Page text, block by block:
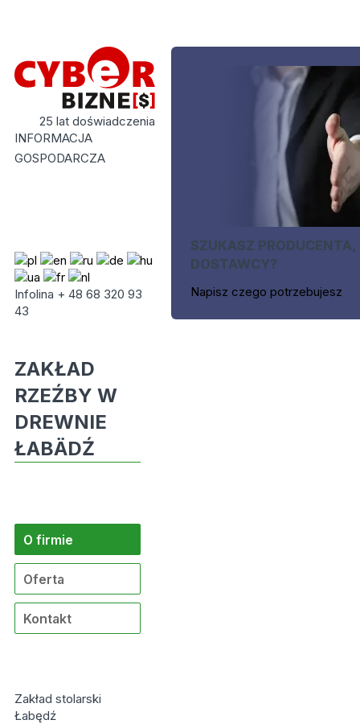
25 lat doświadczenia
INFORMACJA
GOSPODARCZA
Infolina + 48 68 320 93
43
SZUKASZ PRODUCENTA,
DOSTAWCY?
Napisz czego potrzebujesz
ZAKŁAD
RZEŹBY W
DREWNIE
ŁABÄDŹ
O firmie
Oferta
Kontakt
Zakład stolarski
Łabędź